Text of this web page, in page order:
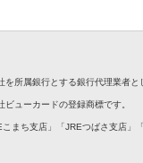
所属銀行とする銀行代理業者と
ューカードの登録商標です。
まち支店」「JREつばさ支店